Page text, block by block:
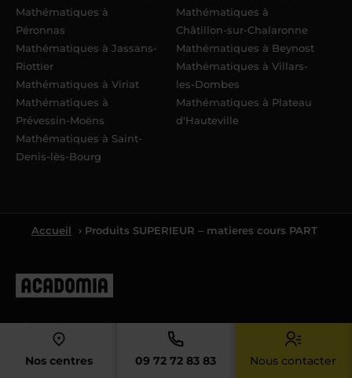
Nos centres 09 72 72 83 83 Nous contacter
Mathématiques à
Péronnas
Mathématiques à Jassans-
Riottier
Mathématiques à Viriat
Mathématiques à
Prévessin-Moëns
Mathématiques à Saint-
Denis-lès-Bourg
Mathématiques à
Châtillon-sur-Chalaronne
Mathématiques à Beynost
Mathématiques à Villars-
les-Dombes
Mathématiques à Plateau
d'Hauteville
Accueil › Produits SUPERIEUR – matieres cours PART
4.4
4.4/5 sur la base de
8061avis